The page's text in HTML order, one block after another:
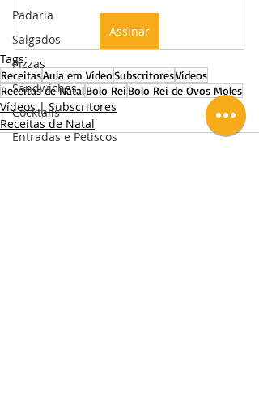
Padaria
Salgados
Pizzas
Sandwiches
Cocktails
Entradas e Petiscos
Assinar
Tags:
ReceitasAula em VídeoSubscritoresVídeos
Receitas de NatalBolo Rei Bolo Rei de Ovos Moles
Vídeos | Subscritores
Receitas de Natal